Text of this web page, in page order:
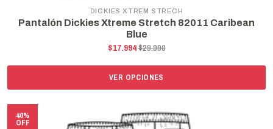
DICKIES XTREM STRECH
Pantalón Dickies Xtreme Stretch 82011 Caribean
Blue
$17.994$29.990
VER OPCIONES
40%
OFF